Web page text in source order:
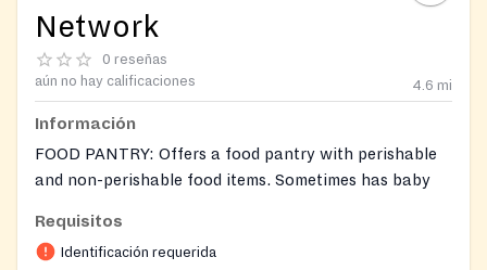
Network
0 reseñas
aún no hay calificaciones
4.6 mi
Información
FOOD PANTRY: Offers a food pantry with perishable
and non-perishable food items. Sometimes has baby
On-site registration required
Requisitos
Identificación requerida